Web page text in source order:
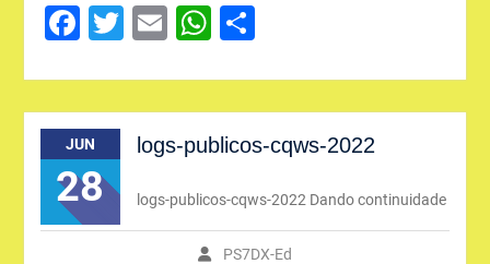
Facebook
Twitter
EmailWhatsApp
Share
JUN
28
logs-publicos-cqws-2022
PS7DX-Ed
logs-publicos-cqws-2022 Dando continuidade